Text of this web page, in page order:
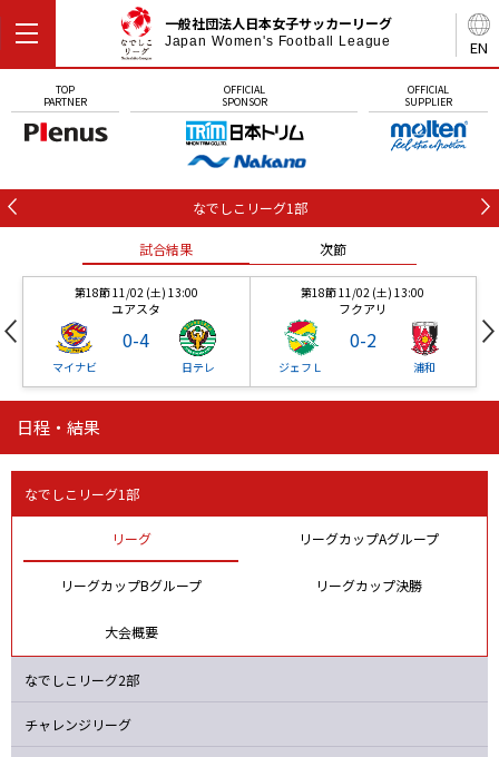
EN
一般社団法人日本女子サッカーリーグ
Japan Women's Football League
TOP
PARTNER
OFFICIAL
SPONSOR
OFFICIAL
SUPPLIER
なでしこリーグ1部
試合結果 次節
第18節 11/02 (土) 13:00
ユアスタ
マイナビ
0-4
日テレ
第18節 11/02 (土) 13:00
フクアリ
ジェフＬ
0-2
浦和
第18節 11/02 (土) 13:00
ユアスタ
0-
フクアリ
日程・結果
なでしこリーグ1部
リーグ リーグカップAグループ
リーグカップBグループ リーグカップ決勝
大会概要
なでしこリーグ2部
チャレンジリーグ